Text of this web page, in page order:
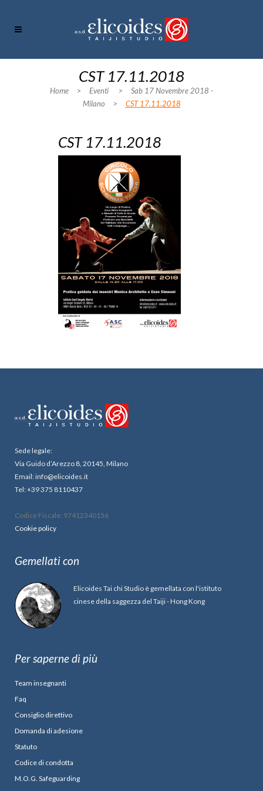
CST 17.11.2018
Home > Eventi >
Sab 17 Novembre 2018 -
Milano
> CST 17.11.2018
CST 17.11.2018
Sede legale:
Via Guido d’Arezzo 8, 20145, Milano
Email: info@elicoides.it
Tel: +39 375 8110437
Codice Fiscale: 97412340156
Cookie policy
Gemellati con
Elicoides Tai chi Studio è gemellata con l'istituto
cinese della saggezza del Taiji - Hong Kong
Per saperne di più
Team insegnanti
Faq
Consiglio direttivo
Domanda di adesione
Statuto
Codice di condotta
M.O.G. Safeguarding